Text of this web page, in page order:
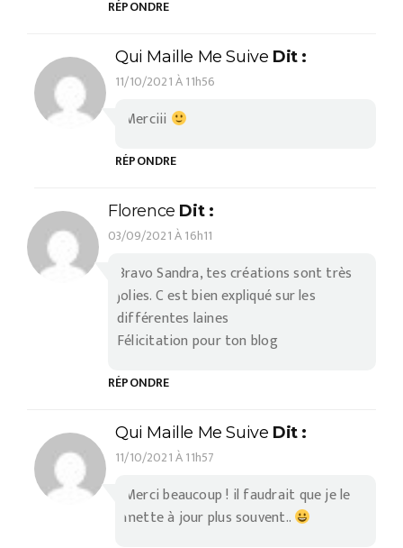
RÉPONDRE
Qui Maille Me Suive Dit :
11/10/2021 À 11h56
Merciii
RÉPONDRE
Florence Dit :
03/09/2021 À 16h11
Bravo Sandra, tes créations sont très
jolies. C est bien expliqué sur les
différentes laines
Félicitation pour ton blog
RÉPONDRE
Qui Maille Me Suive Dit :
11/10/2021 À 11h57
Merci beaucoup ! il faudrait que je le
mette à jour plus souvent..